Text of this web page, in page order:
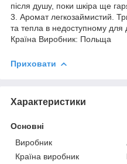
після душу, поки шкіра ще
3. Аромат легкозаймистий.
та тепла в недоступному для
Країна Виробник: Польща
Приховати
Характеристики
Основні
Виробник
Країна виробник